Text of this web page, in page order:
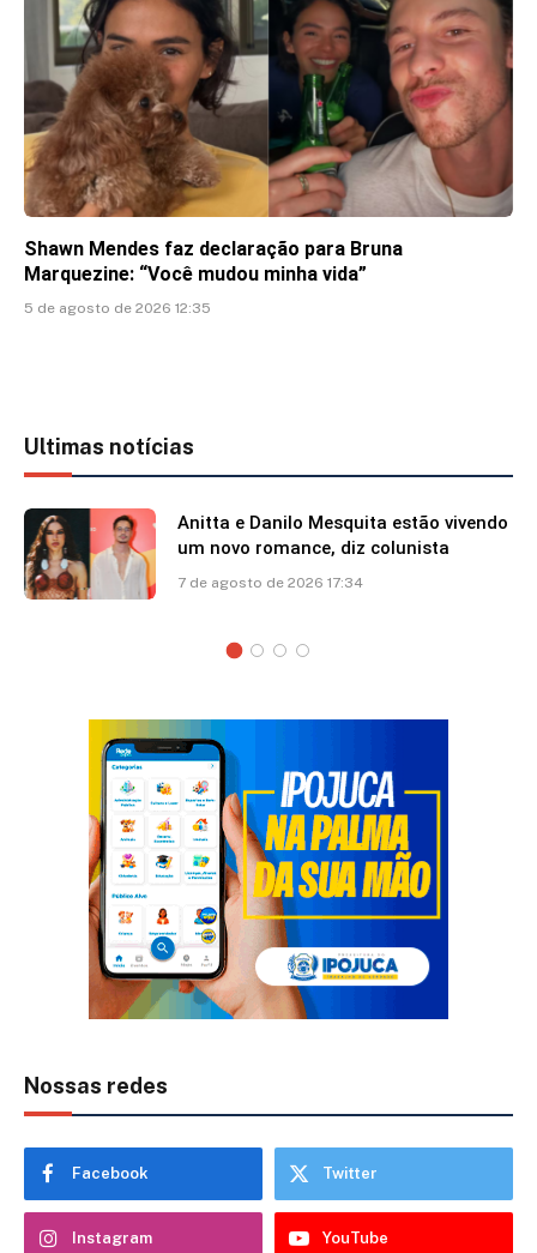
Shawn Mendes faz declaração para Bruna
Marquezine: “Você mudou minha vida”
5 de agosto de 2026 12:35
Ultimas notícias
Anitta e Danilo Mesquita estão vivendo
um novo romance, diz colunista
7 de agosto de 2026 17:34
Nossas redes
Facebook Twitter
Instagram YouTube